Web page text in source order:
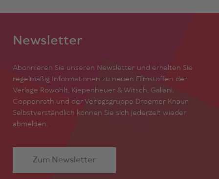
Newsletter
Abonnieren Sie unseren Newsletter und erhalten Sie
regelmäßig Informationen zu neuen Filmstoffen der
Verlage Rowohlt, Kiepenheuer & Witsch, Galiani,
Coppenrath und der Verlagsgruppe Droemer Knaur.
Selbstverständlich können Sie sich jederzeit wieder
abmelden.
Zum Newsletter